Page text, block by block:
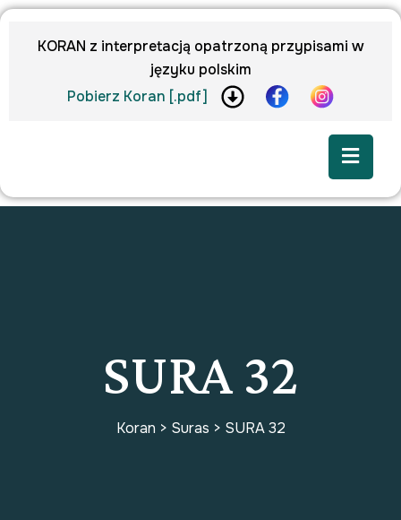
KORAN z interpretacją opatrzoną przypisami w
języku polskim
Pobierz Koran [.pdf]
SURA 32
Koran > Suras > SURA 32